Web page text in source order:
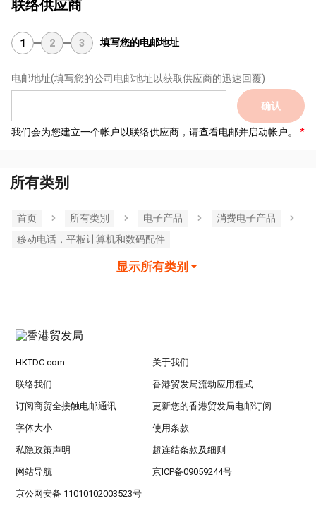
联络供应商
1 2 3 填写您的电邮地址
电邮地址(填写您的公司电邮地址以获取供应商的迅速回覆)
确认
我们会为您建立一个帐户以联络供应商，请查看电邮并启动帐户。
所有类别
首页 所有类別 电子产品
消费电子产品
移动电话，平板计算机和数码配件
显示所有类别
HKTDC.com 关于我们
联络我们 香港贸发局流动应用程式
订阅商贸全接触电邮通讯 更新您的香港贸发局电邮订阅
字体大小 使用条款
私隐政策声明 超连结条款及细则
网站导航 京ICP备09059244号
京公网安备 11010102003523号